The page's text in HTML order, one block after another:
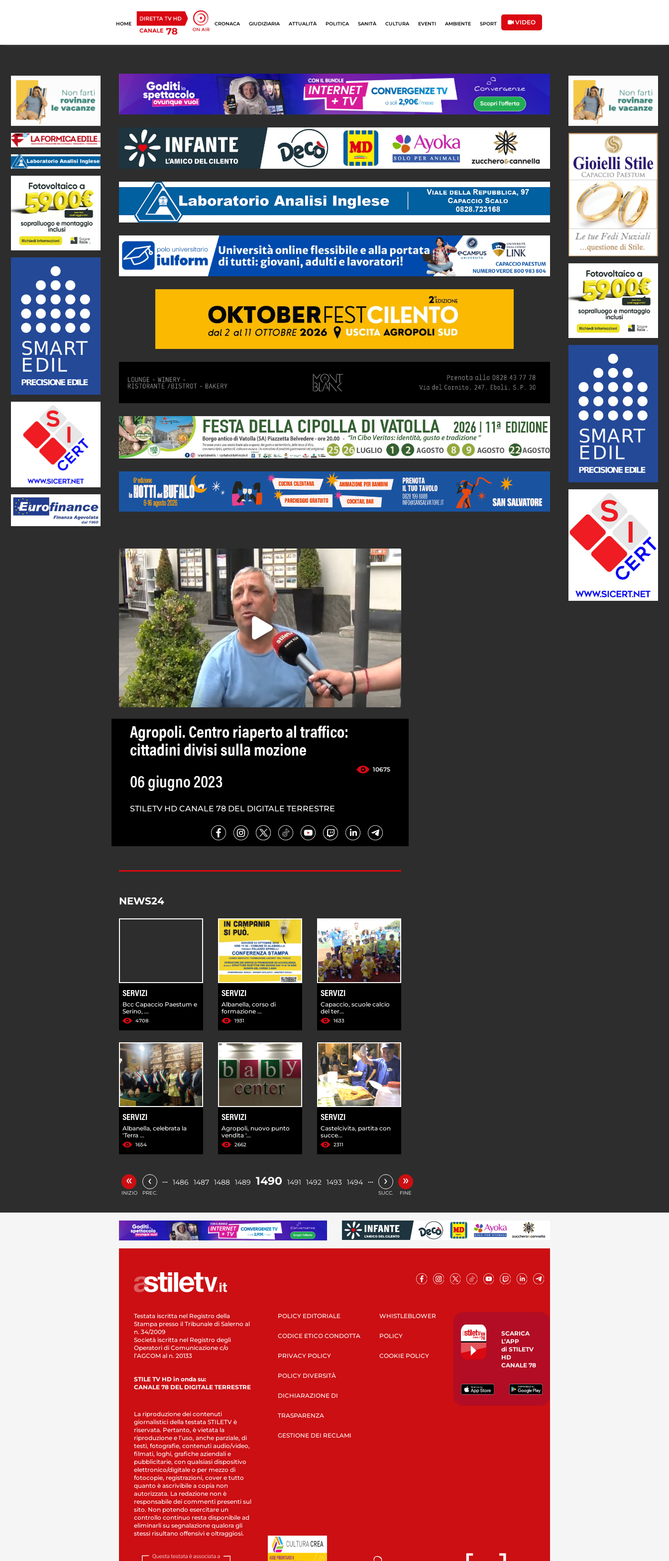
HOME CRONACA GIUDIZIARIA ATTUALITÀ POLITICA SANITÀ CULTURA EVENTI AMBIENTE SPORT VIDEO
Agropoli. Centro riaperto al traffico:
cittadini divisi sulla mozione
10675
06 giugno 2023
STILETV HD CANALE 78 DEL DIGITALE TERRESTRE
NEWS24
SERVIZI
Bcc Capaccio Paestum e
Serino, ...
4708
SERVIZI
Albanella, corso di
formazione ...
1931
SERVIZI
Capaccio, scuole calcio
del ter...
1633
SERVIZI
Albanella, celebrata la
'Terra ...
1654
SERVIZI
Agropoli, nuovo punto
vendita '...
2662
SERVIZI
Castelcivita, partita con
succe...
2311
«
INIZIO
‹
PREC.
… 1486 1487 1488 1489 1490 1491 1492 1493 1494 … ›
SUCC.
»
FINE
Testata iscritta nel Registro della
Stampa presso il Tribunale di Salerno al
n. 34/2009
Società iscritta nel Registro degli
Operatori di Comunicazione c/o
l’AGCOM al n. 20133
STILE TV HD in onda su:
CANALE 78 DEL DIGITALE TERRESTRE
La riproduzione dei contenuti
giornalistici della testata STILETV è
riservata. Pertanto, è vietata la
riproduzione e l’uso, anche parziale, di
testi, fotografie, contenuti audio/video,
filmati, loghi, grafiche aziendali e
pubblicitarie, con qualsiasi dispositivo
elettronico/digitale o per mezzo di
fotocopie, registrazioni, cover e tutto
quanto è ascrivibile a copia non
autorizzata. La redazione non è
responsabile dei commenti presenti sul
sito. Non potendo esercitare un
controllo continuo resta disponibile ad
eliminarli su segnalazione qualora gli
stessi risultano offensivi e oltraggiosi.
POLICY EDITORIALE
CODICE ETICO CONDOTTA
PRIVACY POLICY
POLICY DIVERSITÀ
DICHIARAZIONE DI
TRASPARENZA
GESTIONE DEI RECLAMI
WHISTLEBLOWER
POLICY
COOKIE POLICY
SCARICA
L’APP
di STILETV
HD
CANALE 78